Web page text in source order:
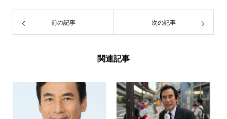
前の記事 次の記事
関連記事